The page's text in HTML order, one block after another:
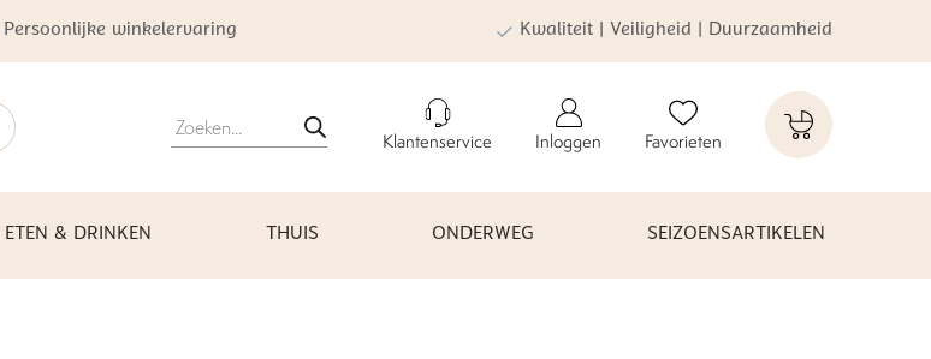
Persoonlijke winkelervaring Kwaliteit | Veiligheid | Duurzaamheid
Producten
zoeken Klantenservice Inloggen Favorieten
ETEN & DRINKEN THUIS ONDERWEG SEIZOENSARTIKELEN